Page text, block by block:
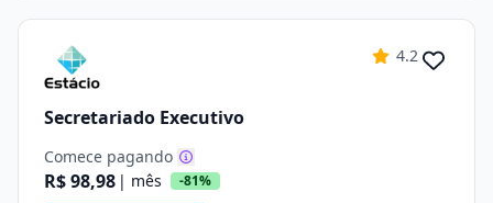
4.2
Secretariado Executivo
Comece pagando
R$ 98,98 | mês -81%